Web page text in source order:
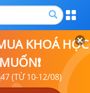
KHOÁ HỌC
(TỪ 10-12/08)